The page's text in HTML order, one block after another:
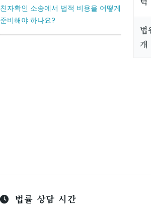
친자확인 소송에서 법적 비용을 어떻게
준비해야 하나요?
개
법률 상담 시간